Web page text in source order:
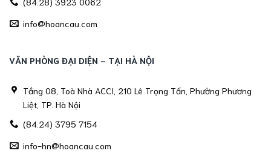
info@hoancau.com
VĂN PHÒNG ĐẠI DIỆN - TẠI HÀ NỘI
Tầng 08, Toà Nhà ACCI, 210 Lê Trọng Tấn, Phường Phương
Liệt, TP. Hà Nội
(84.24) 3795 7154
info-hn@hoancau.com